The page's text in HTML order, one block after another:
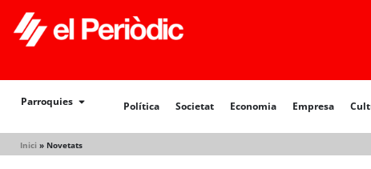
Parroquies Política Societat Economia Empresa
Inici » Novetats
Política Societat